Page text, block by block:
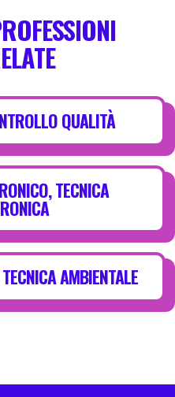
QUALITÀ
TECNICA
AMBIENTALE